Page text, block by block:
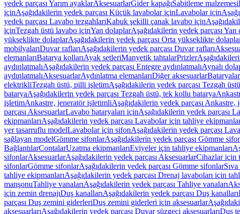
yedek parçası Yarım ayaklarAksesuarlarGider kapağıSabitleme malzemesi
içinAşağıdakilerin yedek parçası Küçük lavabolar içinLavabolar için
yedek parçası Lavabo tezgahlarıKabuk şekilli çanak lavabo için
içinTezgah üstü lavabo içinYan dolaplarAşağıdakilerin yedek parçası Yan
yükseklikte dolaplarAşağıdakilerin yedek parçası Orta yükseklikte
mobilyalarıDuvar raflarıAşağıdakilerin yedek parçası Duvar rafları
elemanlarıBatarya kollarıAyak setleriManyetik tahtalarPrizler
aydınlatmalıAşağıdakilerin yedek parçası Entegre aydınlatmalıAynalı
aydınlatmalıAksesuarlarAydınlatma elemanlarıDiğer aksesuarlarBataryalar
elektrikliTezgah üstü, pilli işletimAşağıdakilerin yedek parçası Tezgah
bataryaAşağıdakilerin yedek parçası Tezgah üstü, tek kollu batarya
işletimAnkastre, jeneratör işletimliAşağıdakilerin yedek parçası Ankastre,
parçası AksesuarlarLavabo bataryaları içinAşağıdakilerin yedek parçası
ekipmanlarıAşağıdakilerin yedek parçası Lavabolar için tahliye
yer tasarruflu modelLavabolar için sifonAşağıdakilerin yedek parçası
sağlayan modelGömme sifonlarAşağıdakilerin yedek parçası Gömme
BağlantılarContalarUzatma ekipmanlarıEviyeler için tahliye ekipmanları
sifonlarAksesuarlarAşağıdakilerin yedek parçası AksesuarlarCihazlar için
sifonlarGömme sifonlarAşağıdakilerin yedek parçası Gömme sifonlar
tahliye ekipmanlarıAşağıdakilerin yedek parçası Drenaj lavaboları için
manşonuTahliye vanalarıAşağıdakilerin yedek parçası Tahliye vanaları
için zemin drenajıDuş kanallarıAşağıdakilerin yedek parçası Duş kanalları
parçası Duş zemini giderleriDuş zemini giderleri için aksesuarlar
aksesuarlarıAşağıdakilerin yedek parçası Duvar süzgeci aksesuarlarıDuş